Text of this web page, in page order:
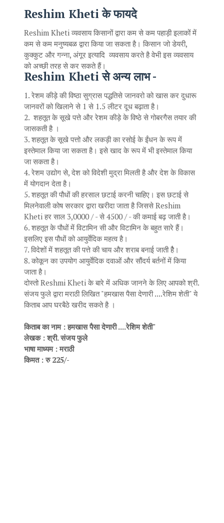
Reshim Kheti के फायदे
Reshim Kheti व्यवसाय किसानों द्वारा कम से कम पहाड़ी इलाकों में
कम से कम मनुष्यबळ द्वारा किया जा सकता है। किसान जो डेयरी,
कुक्कुट और गन्ना, अंगूर इत्यादि व्यवसाय करते है वेभी इस व्यवसाय
को अच्छी तरह से कर सकते हैं।
Reshim Kheti से अन्य लाभ -
1. रेशम कीड़े की विष्ठा सुग्रास पद्धतिसे जानवरो को खास कर दुधारू
जानवरों को खिलाने से 1 से 1.5 लीटर दूध बढ़ाता है।
2. शहतूत के सूखे पत्ते और रेशम कीड़े के विष्ठे से गोबरगैस तयार की
जासकती है ।
3. शहतूत के सूखे पत्तो और लकड़ी का रसोई के ईंधन के रूप में
इस्तेमाल किया जा सकता है। इसे खाद के रूप में भी इस्तेमाल किया
जा सकता है।
4. रेशम उद्योग से, देश को विदेशी मुद्रा मिलती है और देश के विकास
में योगदान देता है।
5. शहतूत की पौधों की हरसाल छटाई करनी चाहिए। इस छटाई से
मिलनेवाली कोष सरकार द्वारा खरीदा जाता है जिससे Reshim
Kheti हर साल 3,0000 / - से 4500 / - की कमाई बढ़ जाती है।
6. शहतूत के पौधों में विटामिन सी और विटामिन के बहुत सारे हैं।
इसलिए इस पौधों को आयुर्वेदिक महत्व है।
7. विदेशों में शहतूत की पत्ते की चाय और शराब बनाई जाती हैै।
8. कोकून का उपयोग आयुर्वेदिक दवाओं और सौंदर्य बर्तनों में किया
जाता है।
दोस्तो Reshmi Kheti के बारे में अधिक जानने के लिए आपको श्री.
संजय फुले द्वारा मराठी लिखित "हमखास पैसा देणारी ....रेशिम शेती" ये
किताब आप घरबैठे खरीद सकते है ।
किताब का नाम : हमखास पैसा देणारी ....रेशिम शेती"
लेखक : श्री. संजय फुले
भाषा माध्यम : मराठी
किमत : रु 225/-